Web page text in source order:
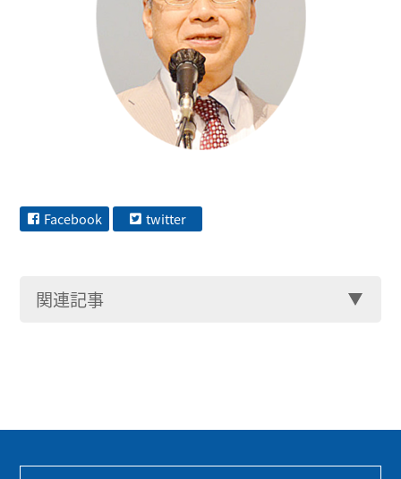
Facebook twitter
関連記事